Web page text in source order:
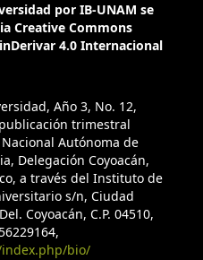
por IB-UNAM se
Creative Commons
4.0 Internacional
Año 3, No. 12,
trimestral
Autónoma de
Delegación Coyoacán,
a través del Instituto de
s/n, Ciudad
Coyoacán, C.P. 04510,
bio/